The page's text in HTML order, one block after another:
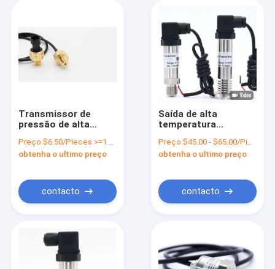
Transmissor de
pressão de alta
bronze hidráulico
0.5-4.5VDC
Preço:$6.50/Pieces >=1 Pieces
obtenha o ultimo preço
contacto
Saída de alta
temperatura
fio do transmissor
de pressão 2 do LCD
Preço:$45.00 - $65.00/Pieces
obtenha o ultimo preço
contacto